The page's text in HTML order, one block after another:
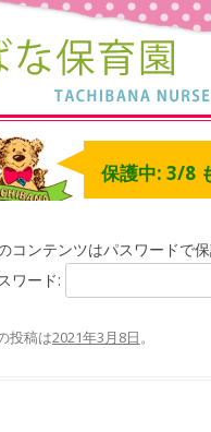
保護中: 3/8
コンテンツはパスワードで
ワード:
投稿は2021年3月8日。